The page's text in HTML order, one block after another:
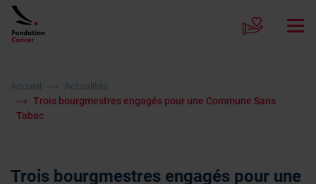
Accueil
Actualités
Trois bourgmestres engagés pour une Commune Sans
Tabac
Trois bourgmestres engagés pour une